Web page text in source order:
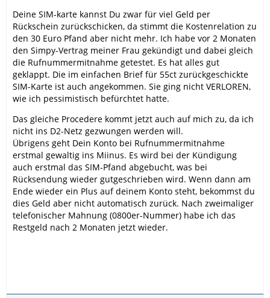
Deine SIM-karte kannst Du zwar für viel Geld per
Rückschein zurückschicken, da stimmt die Kostenrelation zu
den 30 Euro Pfand aber nicht mehr. Ich habe vor 2 Monaten
den Simpy-Vertrag meiner Frau gekündigt und dabei gleich
die Rufnummermitnahme getestet. Es hat alles gut
geklappt. Die im einfachen Brief für 55ct zurückgeschickte
SIM-Karte ist auch angekommen. Sie ging nicht VERLOREN,
wie ich pessimistisch befürchtet hatte.
Das gleiche Procedere kommt jetzt auch auf mich zu, da ich
nicht ins D2-Netz gezwungen werden will.
Übrigens geht Dein Konto bei Rufnummermitnahme
erstmal gewaltig ins Miinus. Es wird bei der Kündigung
auch erstmal das SIM-Pfand abgebucht, was bei
Rücksendung wieder gutgeschrieben wird. Wenn dann am
Ende wieder ein Plus auf deinem Konto steht, bekommst du
dies Geld aber nicht automatisch zurück. Nach zweimaliger
telefonischer Mahnung (0800er-Nummer) habe ich das
Restgeld nach 2 Monaten jetzt wieder.